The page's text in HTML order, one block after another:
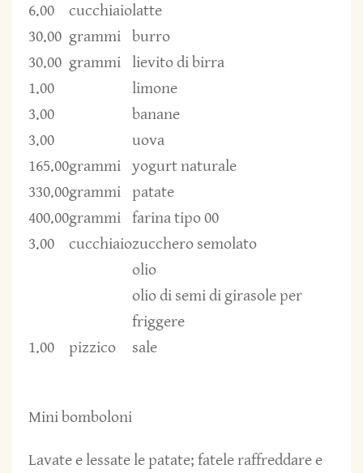
6.00
cucchiaiolatte
30.00 grammi
burro
30.00 grammi
lievito di birra
1.00
limone
3.00
banane
3.00
uova
165.00grammi
yogurt naturale
330.00grammi
patate
400.00grammi
farina tipo 00
3.00
cucchiaiozucchero semolato
olio
olio di semi di girasole per
friggere
1.00
pizzico sale
Mini bomboloni
Lavate e lessate le patate; fatele raffreddare e